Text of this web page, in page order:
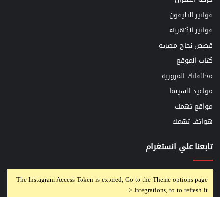
فواتير التليفون
فواتير الكهرباء
قصص نجاح مصريه
كتاب الموقع
مخالفاتك المروريه
مواعيد السينما
مواقع تهمك
هواتف تهمك
تابعنا علي انستغرام
The Instagram Access Token is expired, Go to the Theme options page
> Integrations, to to refresh it.